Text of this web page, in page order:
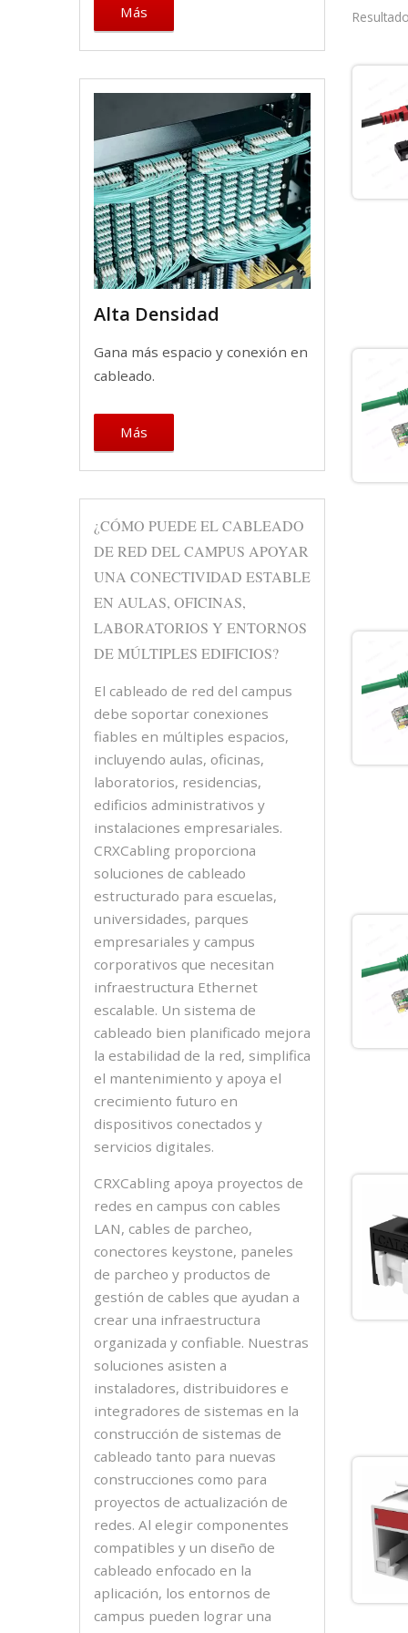
Más
Alta Densidad
Gana más espacio y conexión en
cableado.
Más
¿CÓMO PUEDE EL CABLEADO
DE RED DEL CAMPUS APOYAR
UNA CONECTIVIDAD ESTABLE
EN AULAS, OFICINAS,
LABORATORIOS Y ENTORNOS
DE MÚLTIPLES EDIFICIOS?
El cableado de red del campus
debe soportar conexiones
fiables en múltiples espacios,
incluyendo aulas, oficinas,
laboratorios, residencias,
edificios administrativos y
instalaciones empresariales.
CRXCabling proporciona
soluciones de cableado
estructurado para escuelas,
universidades, parques
empresariales y campus
corporativos que necesitan
infraestructura Ethernet
escalable. Un sistema de
cableado bien planificado mejora
la estabilidad de la red, simplifica
el mantenimiento y apoya el
crecimiento futuro en
dispositivos conectados y
servicios digitales.
CRXCabling apoya proyectos de
redes en campus con cables
LAN, cables de parcheo,
conectores keystone, paneles
de parcheo y productos de
gestión de cables que ayudan a
crear una infraestructura
organizada y confiable. Nuestras
soluciones asisten a
instaladores, distribuidores e
integradores de sistemas en la
construcción de sistemas de
cableado tanto para nuevas
construcciones como para
proyectos de actualización de
redes. Al elegir componentes
compatibles y un diseño de
cableado enfocado en la
aplicación, los entornos de
campus pueden lograr una